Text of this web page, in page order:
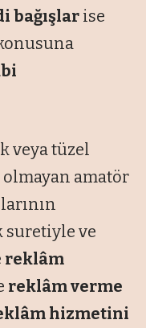
bağışlar ise
veya tüzel
amatör
suretiyle ve
reklâm
reklâm verme
hizmetini